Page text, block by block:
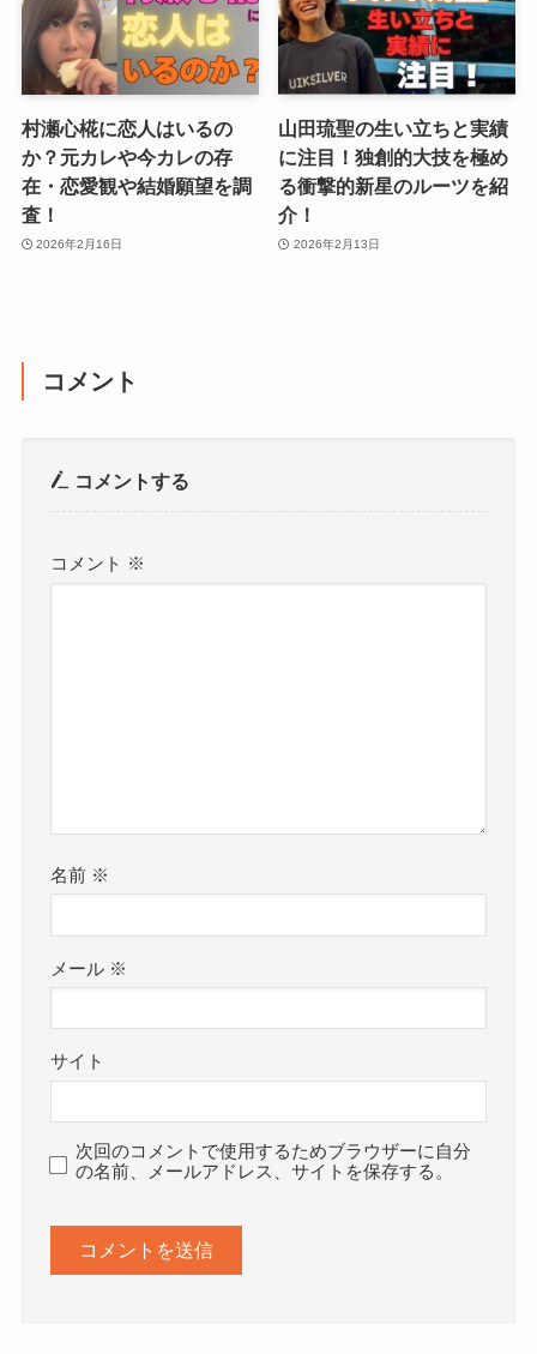
村瀬心椛に恋人はいるの
か？元カレや今カレの存
在・恋愛観や結婚願望を調
査！
2026年2月16日
山田琉聖の生い立ちと実績
に注目！独創的大技を極め
る衝撃的新星のルーツを紹
介！
2026年2月13日
コメント
コメントする
コメント ※
名前 ※
メール ※
サイト
次回のコメントで使用するためブラウザーに自分
の名前、メールアドレス、サイトを保存する。